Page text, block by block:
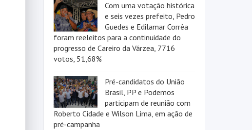
Com uma votação histórica
e seis vezes prefeito, Pedro
Guedes e Edilamar Corrêa
foram reeleitos para a continuidade do
progresso de Careiro da Várzea, 7716
votos, 51,68%
Pré-candidatos do União
Brasil, PP e Podemos
participam de reunião com
Roberto Cidade e Wilson Lima, em ação de
pré-campanha